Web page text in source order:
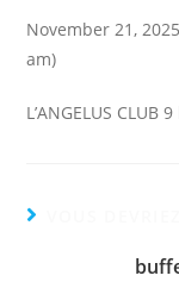
November 21,
am)
L’ANGELUS